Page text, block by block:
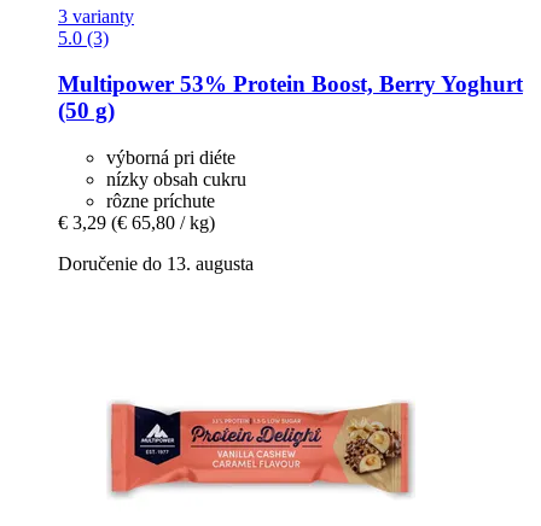
3 varianty
5.0 (3)
Multipower 53% Protein Boost, Berry Yoghurt
(50 g)
výborná pri diéte
nízky obsah cukru
rôzne príchute
€ 3,29 (€ 65,80 / kg)
Doručenie do 13. augusta